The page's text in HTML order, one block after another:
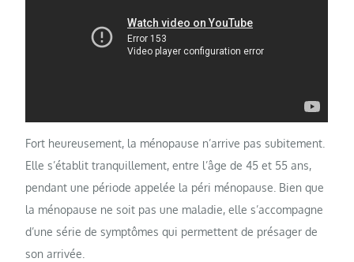
Fort heureusement, la ménopause n’arrive pas subitement.
Elle s’établit tranquillement, entre l’âge de 45 et 55 ans,
pendant une période appelée la péri ménopause. Bien que
la ménopause ne soit pas une maladie, elle s’accompagne
d’une série de symptômes qui permettent de présager de
son arrivée.